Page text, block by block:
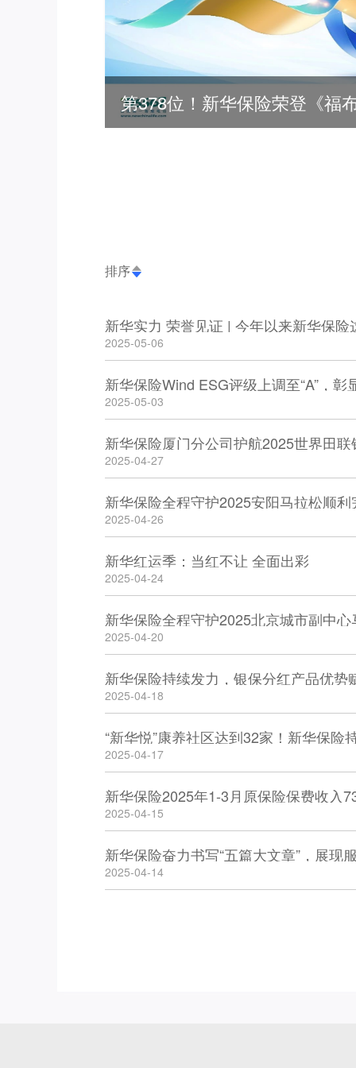
排序
新华实力 荣誉见证 | 今年以来新华保
2025-05-06
新华保险Wind ESG评级上调至“A”，
2025-05-03
新华保险厦门分公司护航2025世界田
2025-04-27
新华保险全程守护2025安阳马拉松顺利
2025-04-26
新华红运季：当红不让 全面出彩
2025-04-24
新华保险全程守护2025北京城市副中
2025-04-20
新华保险持续发力，银保分红产品优势
2025-04-18
“新华悦”康养社区达到32家！新华保险
2025-04-17
新华保险2025年1-3月原保险保费收入
2025-04-15
新华保险奋力书写“五篇大文章”，展现
2025-04-14